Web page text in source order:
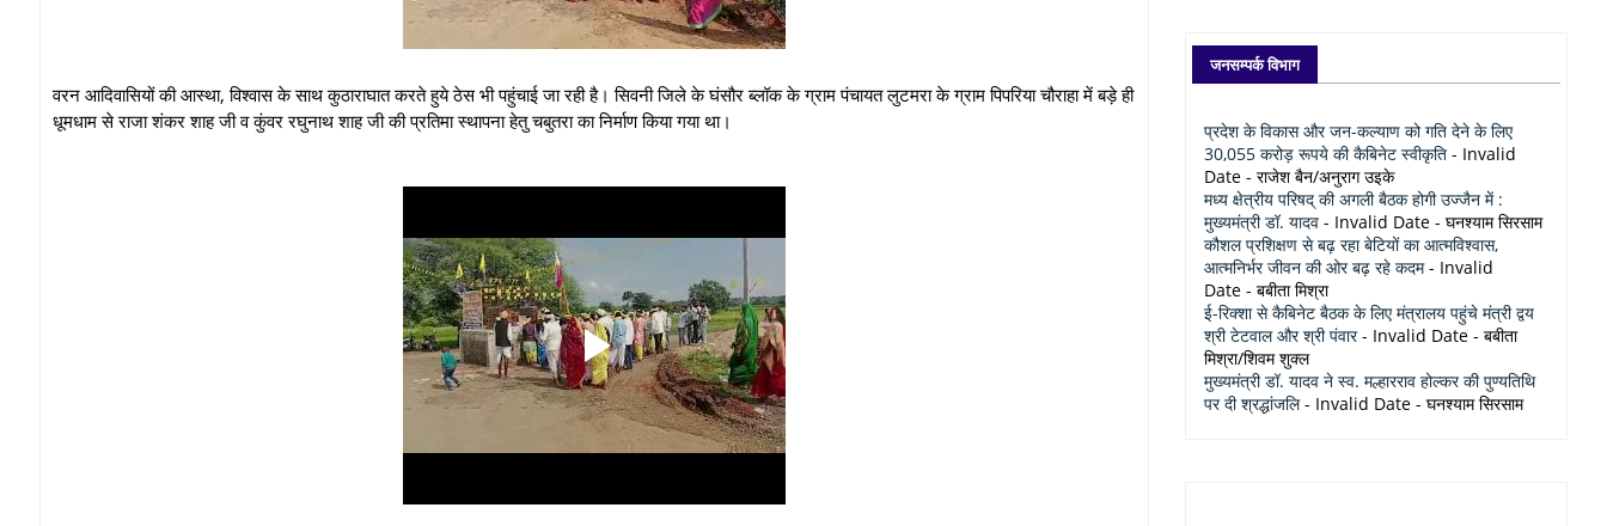
वरन आदिवासियों की आस्था, विश्वास के साथ कुठाराघात करते हुये ठेस भी पहुंचाई जा रही है। सिवनी जिले के घंसौर ब्लॉक के ग्राम पंचायत लुटमरा के ग्राम पिपरिया चौराहा में बड़े ही
धूमधाम से राजा शंकर शाह जी व कुंवर रघुनाथ शाह जी की प्रतिमा स्थापना हेतु चबुतरा का निर्माण किया गया था।
जनसम्पर्क विभाग
प्रदेश के विकास और जन-कल्याण को गति देने के लिए
30,055 करोड़ रूपये की कैबिनेट स्वीकृति - Invalid
Date - राजेश बैन/अनुराग उइके
मध्य क्षेत्रीय परिषद् की अगली बैठक होगी उज्जैन में :
मुख्यमंत्री डॉ. यादव - Invalid Date - घनश्याम सिरसाम
कौशल प्रशिक्षण से बढ़ रहा बेटियों का आत्मविश्वास,
आत्मनिर्भर जीवन की ओर बढ़ रहे कदम- Invalid
Date - बबीता मिश्रा
ई-रिक्शा से कैबिनेट बैठक के लिए मंत्रालय पहुंचे मंत्री द्वय
श्री टेटवाल और श्री पंवार- Invalid Date - बबीता
मिश्रा/शिवम शुक्ल
मुख्यमंत्री डॉ. यादव ने स्व. मल्हारराव होल्कर की पुण्यतिथि
पर दी श्रद्धांजलि- Invalid Date - घनश्याम सिरसाम